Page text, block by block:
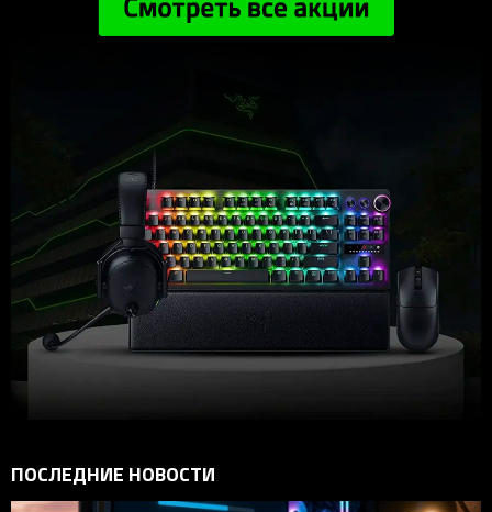
ПОСЛЕДНИЕ НОВОСТИ